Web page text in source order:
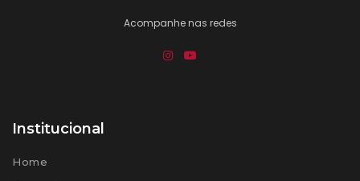
Acompanhe nas redes
Institucional
Home